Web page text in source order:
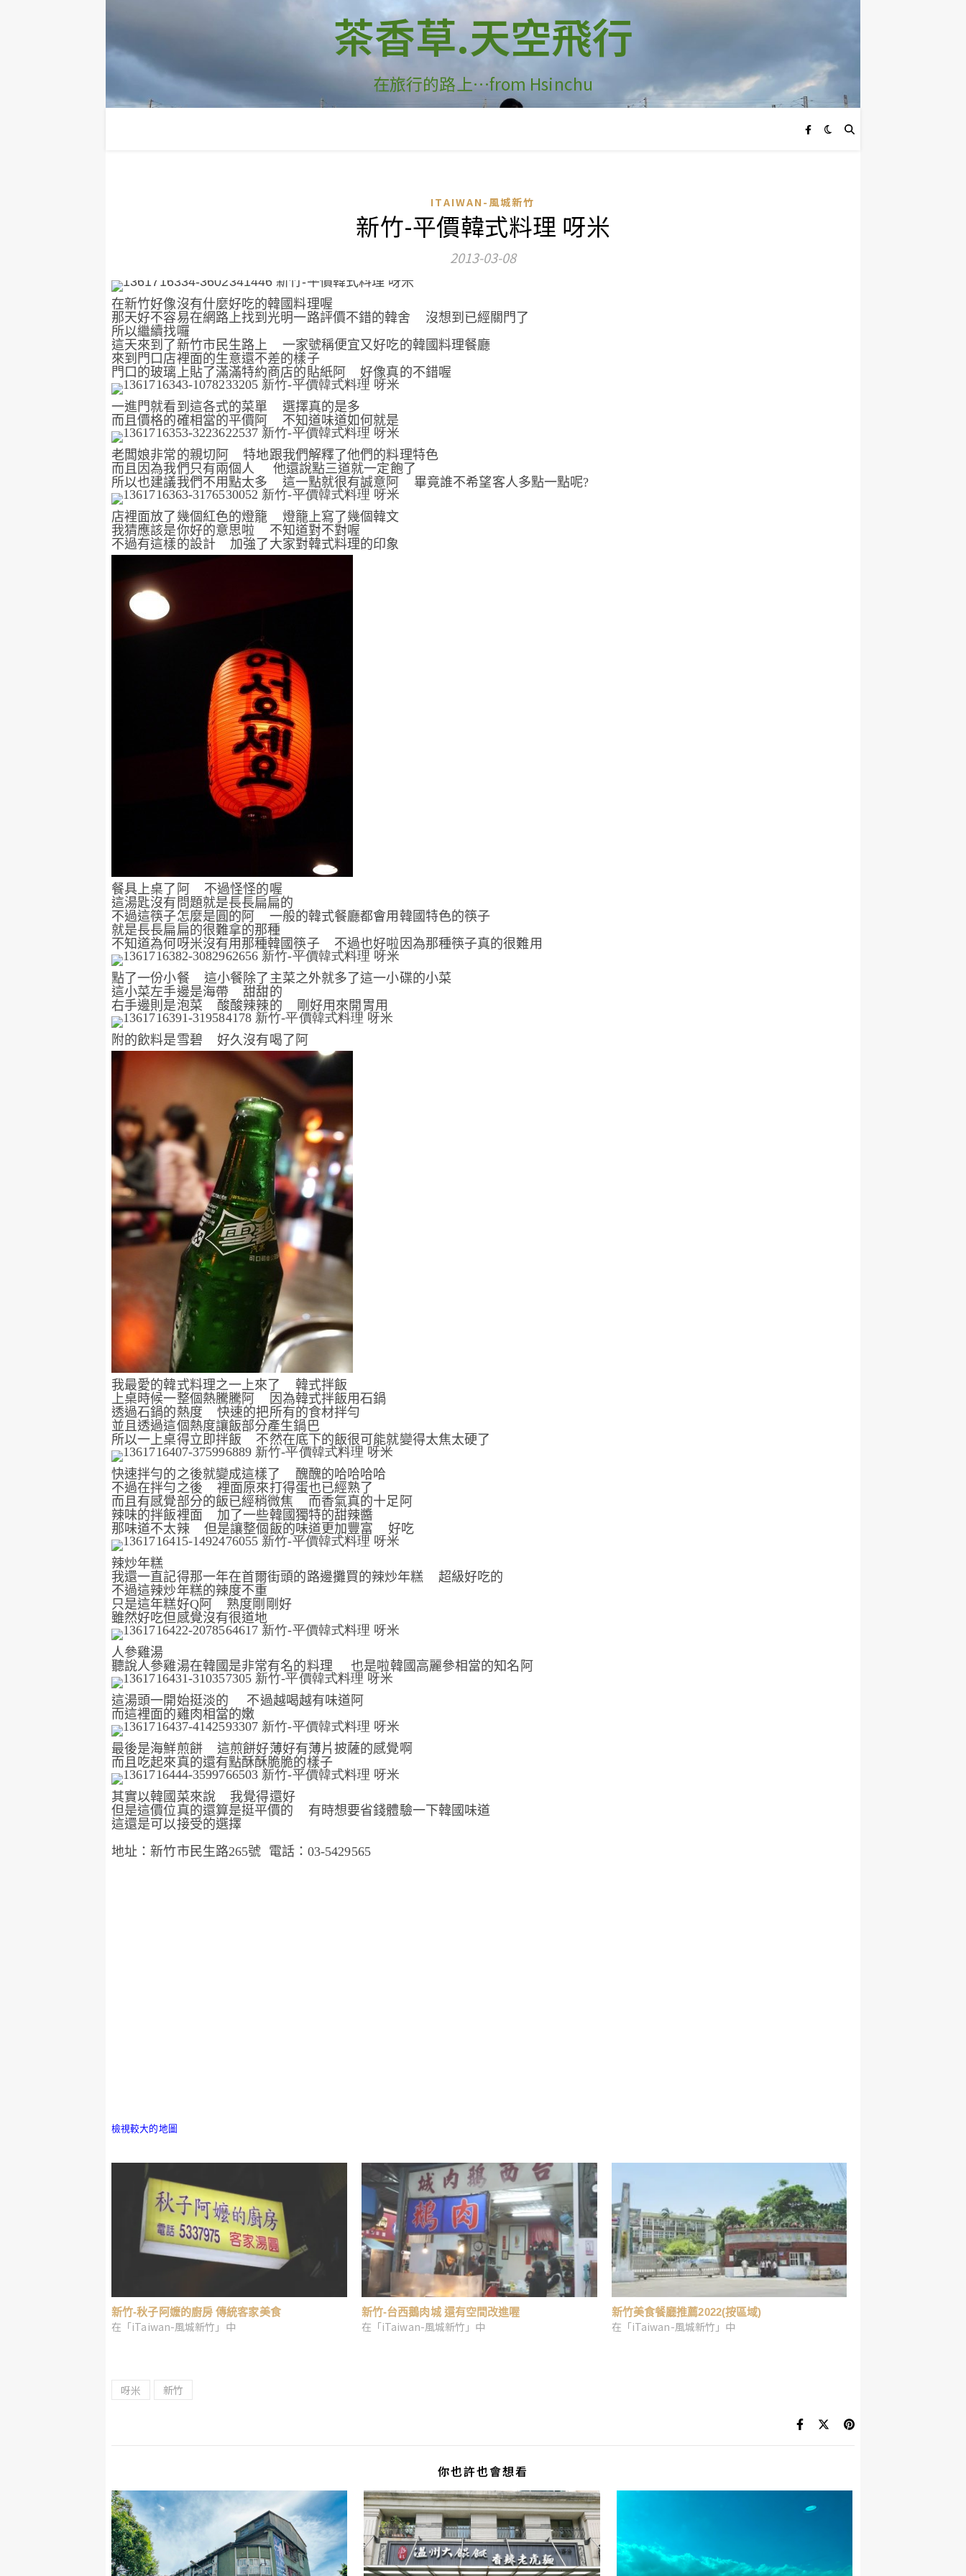
茶香草.天空飛行
在旅行的路上…from Hsinchu
ITAIWAN-風城新竹
新竹-平價韓式料理 呀米
2013-03-08
在新竹好像沒有什麼好吃的韓國料理喔
那天好不容易在網路上找到光明一路評價不錯的韓舍
沒想到已經關門了
所以繼續找囉
這天來到了新竹市民生路上
一家號稱便宜又好吃的韓國料理餐廳
來到門口店裡面的生意還不差的樣子
門口的玻璃上貼了滿滿特約商店的貼紙阿
好像真的不錯喔
一進門就看到這各式的菜單
選擇真的是多
而且價格的確相當的平價阿
不知道味道如何就是
老闆娘非常的親切阿
特地跟我們解釋了他們的料理特色
而且因為我們只有兩個人
他還說點三道就一定飽了
所以也建議我們不用點太多
這一點就很有誠意阿 畢竟誰不希望客人多點一點呢?
店裡面放了幾個紅色的燈籠
燈籠上寫了幾個韓文
我猜應該是你好的意思啦
不知道對不對喔
不過有這樣的設計
加強了大家對韓式料理的印象
餐具上桌了阿
不過怪怪的喔
這湯匙沒有問題就是長長扁扁的
不過這筷子怎麼是圓的阿
一般的韓式餐廳都會用韓國特色的筷子
就是長長扁扁的很難拿的那種
不知道為何呀米沒有用那種韓國筷子
不過也好啦因為那種筷子真的很難用
點了一份小餐
這小餐除了主菜之外就多了這一小碟的小菜
這小菜左手邊是海帶
甜甜的
右手邊則是泡菜
酸酸辣辣的 剛好用來開胃用
附的飲料是雪碧 好久沒有喝了阿
我最愛的韓式料理之一上來了
韓式拌飯
上桌時候一整個熱騰騰阿
因為韓式拌飯用石鍋
透過石鍋的熱度
快速的把所有的食材拌勻
並且透過這個熱度讓飯部分產生鍋巴
所以一上桌得立即拌飯
不然在底下的飯很可能就變得太焦太硬了
快速拌勻的之後就變成這樣了
醜醜的哈哈哈哈
不過在拌勻之後
裡面原來打得蛋也已經熟了
而且有感覺部分的飯已經稍微焦
而香氣真的十足阿
辣味的拌飯裡面
加了一些韓國獨特的甜辣醬
那味道不太辣
但是讓整個飯的味道更加豐富 好吃
辣炒年糕
我還一直記得那一年在首爾街頭的路邊攤買的辣炒年糕
超級好吃的
不過這辣炒年糕的辣度不重
只是這年糕好Q阿
熟度剛剛好
雖然好吃但感覺沒有很道地
人參雞湯
聽說人參雞湯在韓國是非常有名的料理
也是啦韓國高麗參相當的知名阿
這湯頭一開始挺淡的
不過越喝越有味道阿
而這裡面的雞肉相當的嫩
最後是海鮮煎餅
這煎餅好薄好有薄片披薩的感覺啊
而且吃起來真的還有點酥酥脆脆的樣子
其實以韓國菜來說
我覺得還好
但是這價位真的還算是挺平價的
有時想要省錢體驗一下韓國味道
這還是可以接受的選擇
地址：新竹市民生路265號 電話： 03-5429565
檢視較大的地圖
新竹-秋子阿嬤的廚房 傳統客家美食
在「iTaiwan-風城新竹」中
新竹-台西鵝肉城 還有空間改進喔
在「iTaiwan-風城新竹」中
新竹美食餐廳推薦2022(按區域)
在「iTaiwan-風城新竹」中
呀米 新竹
你也許也會想看